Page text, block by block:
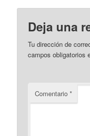
Deja una
Tu dirección de
campos obligatorios
Comentario*